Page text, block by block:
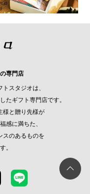
専門店
スタジオは、
たギフト専門店です。
様と贈り先様が
感に満ちた、
スのあるものを
。